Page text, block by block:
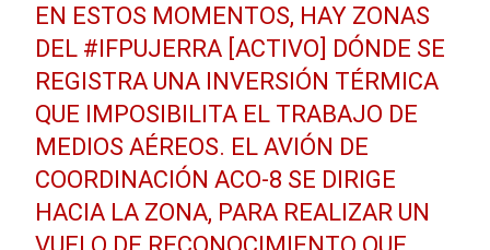
EN ESTOS MOMENTOS, HAY ZONAS
DEL #IFPUJERRA [ACTIVO] DÓNDE SE
REGISTRA UNA INVERSIÓN TÉRMICA
QUE IMPOSIBILITA EL TRABAJO DE
MEDIOS AÉREOS. EL AVIÓN DE
COORDINACIÓN ACO-8 SE DIRIGE
HACIA LA ZONA, PARA REALIZAR UN